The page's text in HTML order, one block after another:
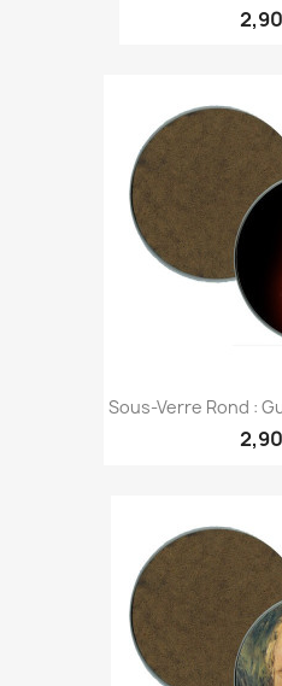
Sous-Verre Rond :